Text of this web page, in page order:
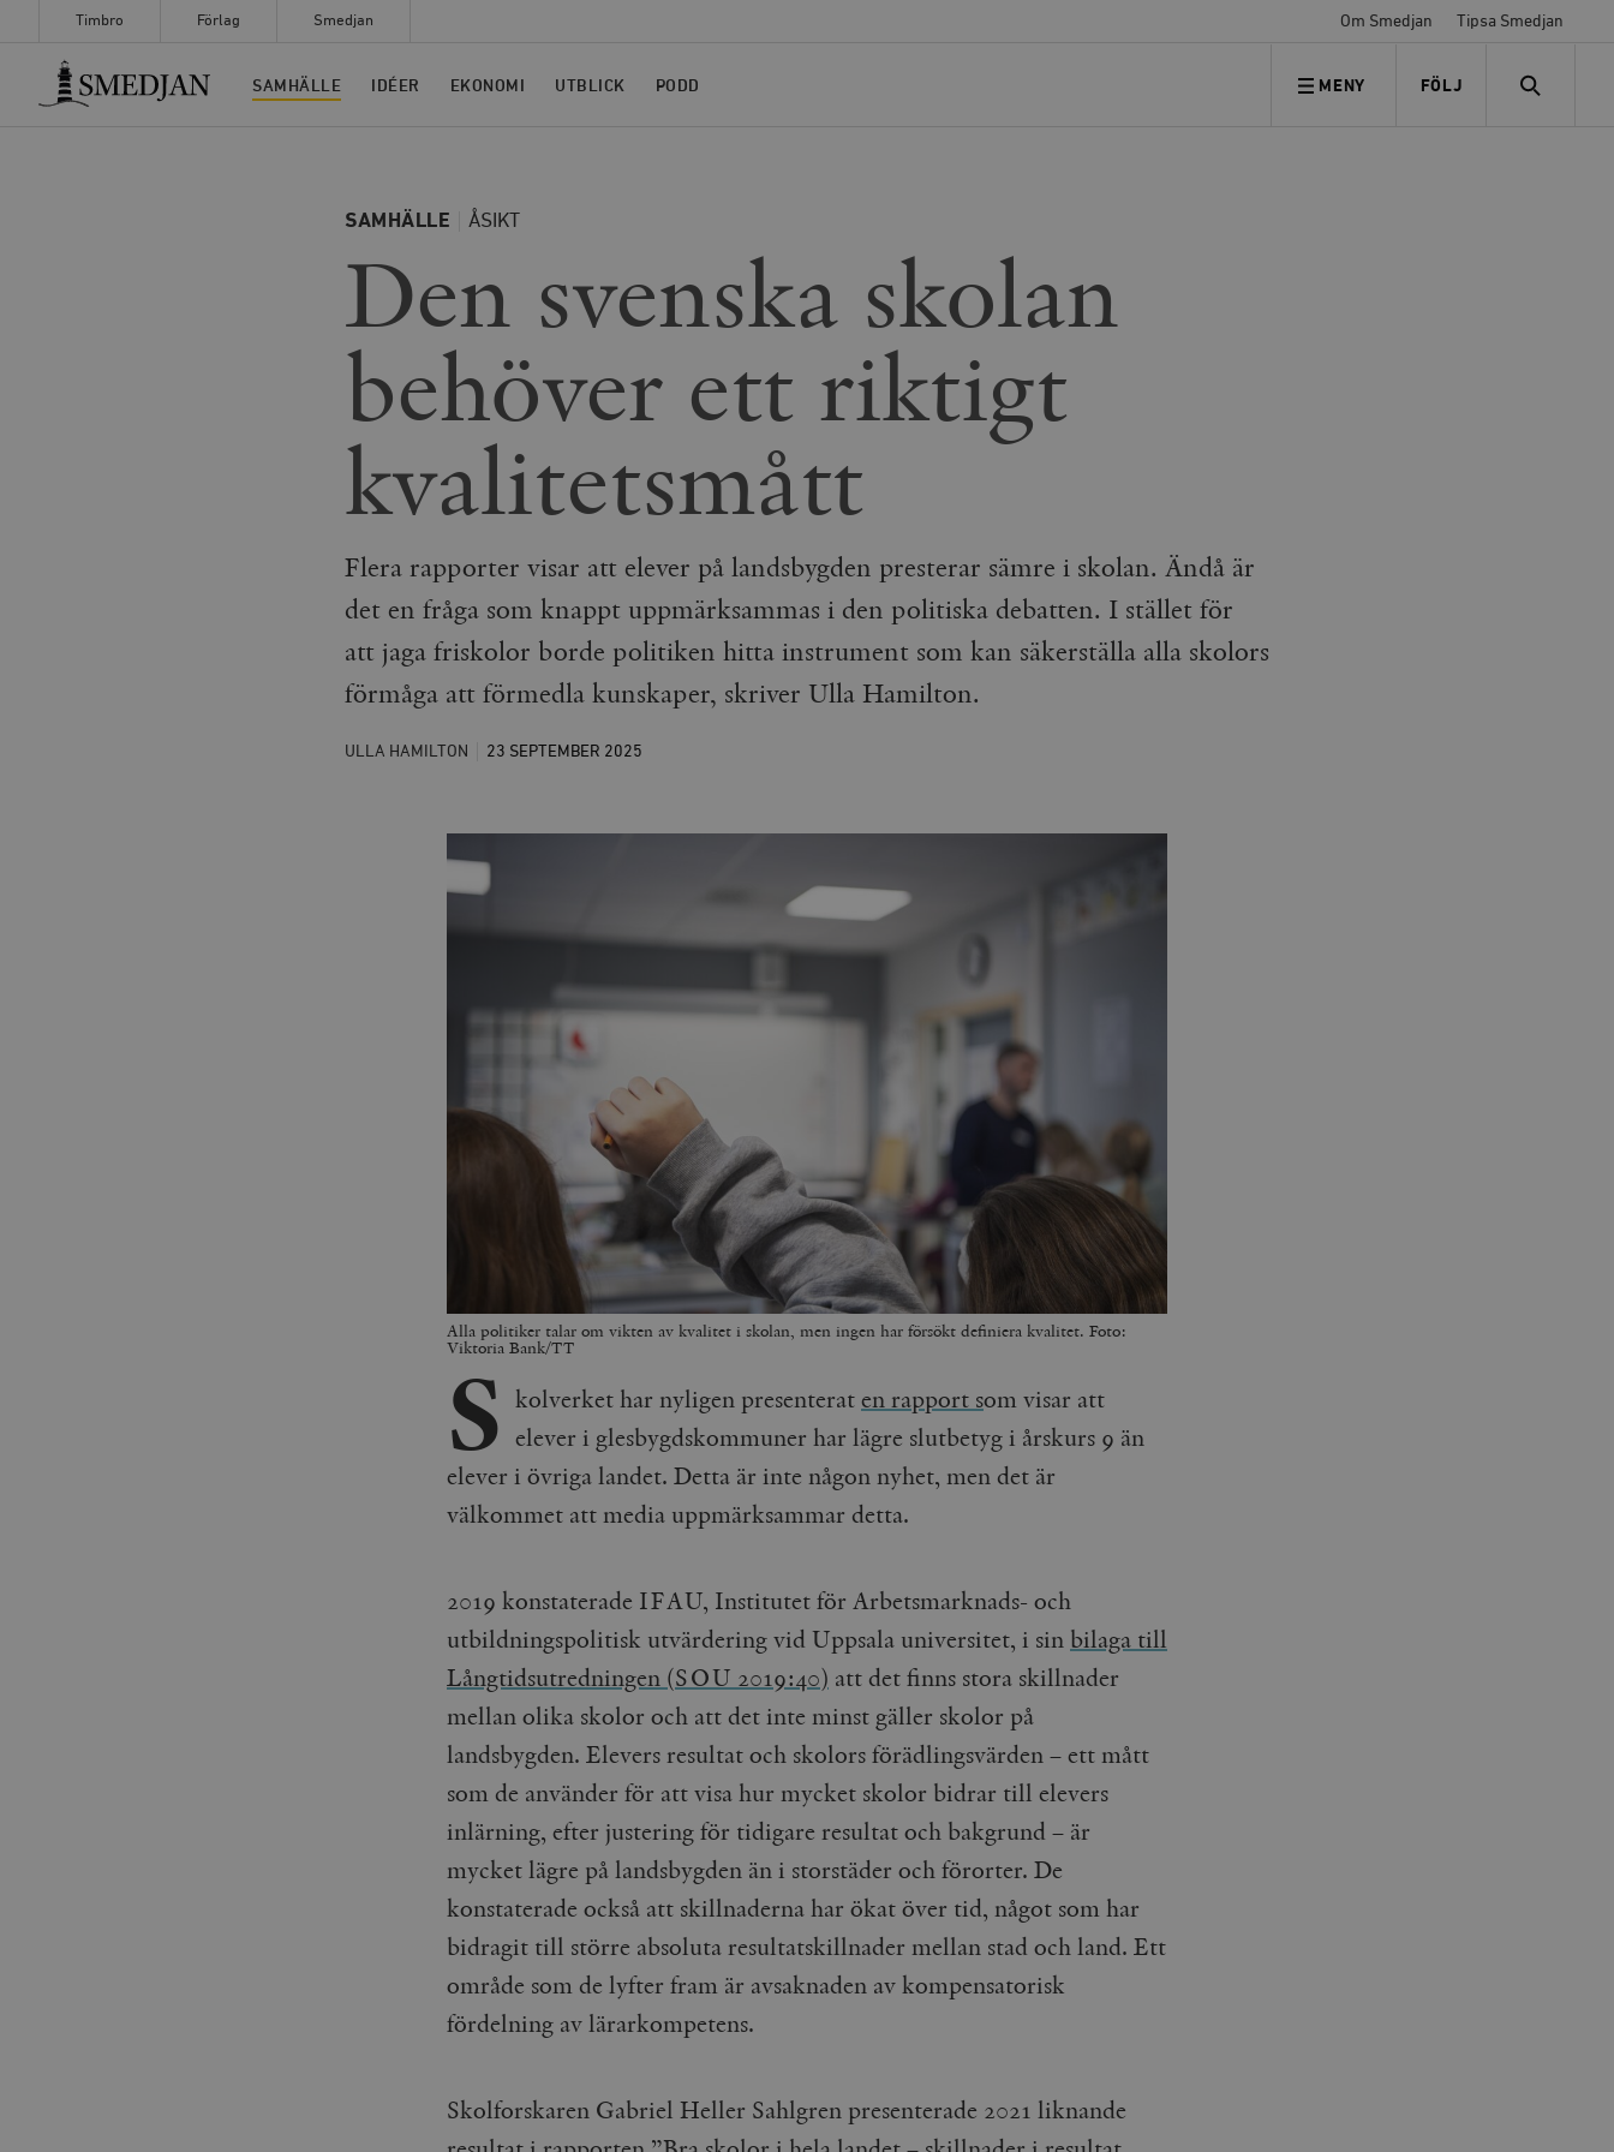
Timbro Förlag Smedjan Om Smedjan Tipsa Smedjan
Timbro
SAMHÄLLE IDÉER EKONOMI UTBLICK PODD MENY FÖLJ
FÖLJ OSS SEARCH
SAMHÄLLE ÅSIKT
Den svenska skolan
behöver ett riktigt
kvalitetsmått
Flera rapporter visar att elever på landsbygden presterar sämre i skolan. Ändå är
det en fråga som knappt uppmärksammas i den politiska debatten. I stället för
att jaga friskolor borde politiken hitta instrument som kan säkerställa alla skolors
förmåga att förmedla kunskaper, skriver Ulla Hamilton.
ULLA HAMILTON 23 SEPTEMBER 2025
Alla politiker talar om vikten av kvalitet i skolan, men ingen har försökt definiera kvalitet. Foto:
Viktoria Bank/TT
S kolverket har nyligen presenteraten rapport som visar att
elever i glesbygdskommuner har lägre slutbetyg i årskurs 9 än
elever i övriga landet. Detta är inte någon nyhet, men det är
välkommet att media uppmärksammar detta.
2019 konstaterade IFAU, Institutet för Arbetsmarknads- och
utbildningspolitisk utvärdering vid Uppsala universitet, i sin bilaga till
Långtidsutredningen (SOU 2019:40) att det finns stora skillnader
mellan olika skolor och att det inte minst gäller skolor på
landsbygden. Elevers resultat och skolors förädlingsvärden – ett mått
som de använder för att visa hur mycket skolor bidrar till elevers
inlärning, efter justering för tidigare resultat och bakgrund – är
mycket lägre på landsbygden än i storstäder och förorter. De
konstaterade också att skillnaderna har ökat över tid, något som har
bidragit till större absoluta resultatskillnader mellan stad och land. Ett
område som de lyfter fram är avsaknaden av kompensatorisk
fördelning av lärarkompetens.
Skolforskaren Gabriel Heller Sahlgren presenterade 2021 liknande